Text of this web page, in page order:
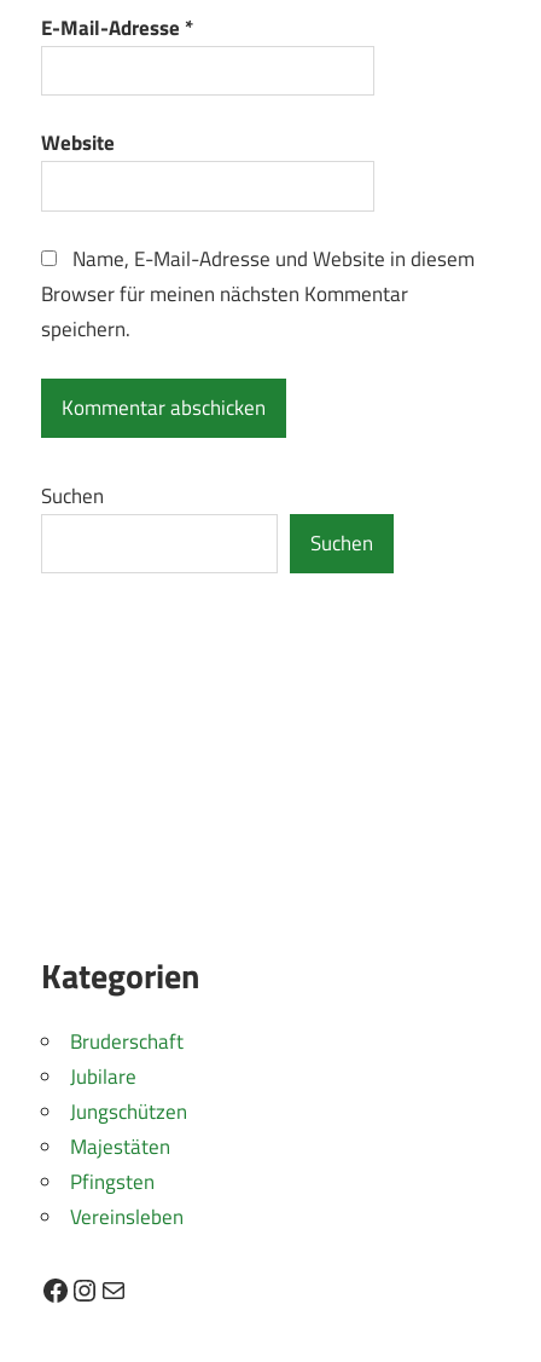
E-Mail-Adresse *
Website
Name, E-Mail-Adresse und Website in diesem
Browser für meinen nächsten Kommentar
speichern.
Suchen
Suchen
Kategorien
Bruderschaft
Jubilare
Jungschützen
Majestäten
Pfingsten
Vereinsleben
Facebook
Instagram
E-Mail